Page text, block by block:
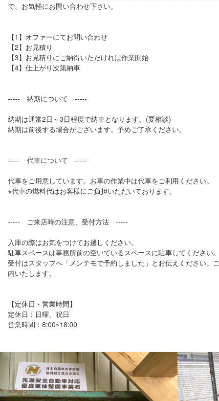
で、お気軽にお問い合わせ下さい。
【1】オファーにてお問い合わせ
【2】お見積り
【3】お見積りにご納得いただければ作業開始
【4】仕上がり次第納車
-----　納期について　-----
納期は通常2日～3日程度で納車となります。(要相談)
納期は前後する場合がございます。予めご了承ください。
-----　代車について　-----
代車をご用意しています。お車の作業中は代車をご利用ください。
※代車の燃料代はお客様にご負担いただいております。
-----　ご来店時の注意、受付方法　-----
入庫の際はお気をつけてお越しください。
駐車スペースは事務所前の空いているスペースに駐車してください
受付はスタッフへ「メンテモで予約しました」とお伝えください。
内いたします。
【定休日・営業時間】
定休日：日曜、祝日
営業時間：8:00~18:00